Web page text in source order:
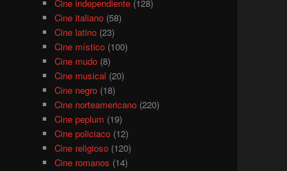
Cine independiente(128)
Cine italiano(58)
Cine latino(23)
Cine místico(100)
Cine mudo(8)
Cine musical (20)
Cine negro(18)
Cine norteamericano(220)
Cine peplum (19)
Cine policiaco(12)
Cine religioso(120)
Cine romanos (14)